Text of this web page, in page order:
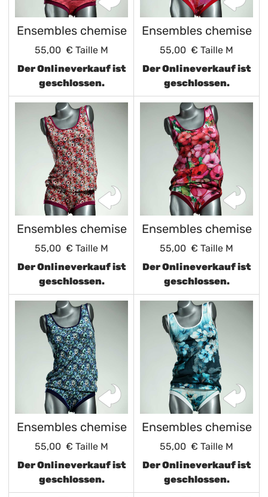
Ensembles chemise
55,00 € Taille M
Der Onlineverkauf ist
geschlossen.
Ensembles chemise
55,00 € Taille M
Der Onlineverkauf ist
geschlossen.
Ensembles chemise
55,00 € Taille M
Der Onlineverkauf ist
geschlossen.
Ensembles chemise
55,00 € Taille M
Der Onlineverkauf ist
geschlossen.
Ensembles chemise
55,00 € Taille M
Der Onlineverkauf ist
geschlossen.
Ensembles chemise
55,00 € Taille M
Der Onlineverkauf ist
geschlossen.